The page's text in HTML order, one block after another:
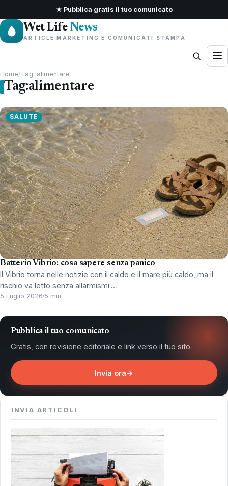
★ Pubblica gratis il tuo comunicato
Wet Life News
ARTICLE MARKETING E COMUNICATI STAMPA
Home/Tag: alimentare
Tag:alimentare
SALUTE
Batterio Vibrio: cosa sapere senza panico
Il Vibrio torna nelle notizie con il caldo e il mare più caldo, ma il
rischio va letto senza allarmismi:…
5 Luglio 2026 5 min
Pubblica il tuo comunicato
Gratis, con revisione editoriale e link verso il tuo sito.
Invia ora→
INVIA ARTICOLI